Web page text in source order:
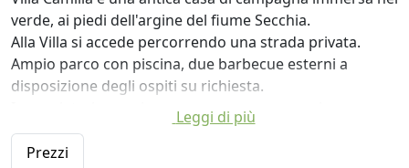
verde, ai piedi dell'argine del fiume Secchia.
Alla Villa si accede percorrendo una strada privata.
Ampio parco con piscina, due barbecue esterni a
disposizione degli ospiti su richiesta.
I proprietari organizzano e preparano pranzi e cene
con prodotti locali su richiesta.
La colazione è ricca e sempre inclusa.
Leggi di più
Prezzi